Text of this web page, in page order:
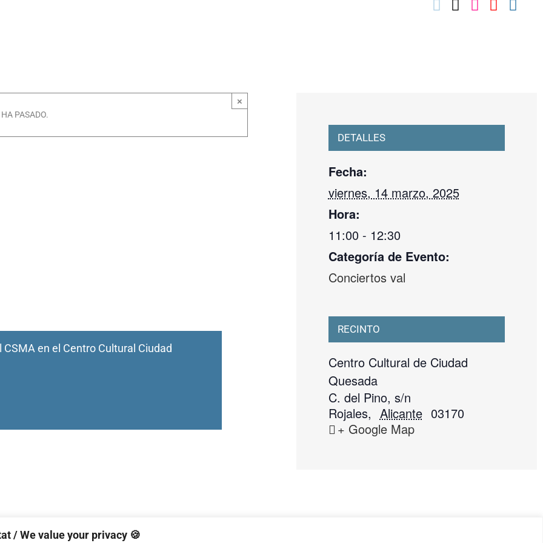
/ We value your privacy 🍪
03010739@iseacv.gva.es
×
PASADO.
en el Centro Cultural Ciudad
DETALLES
Fecha:
viernes, 14 marzo, 2025
Hora:
11:00 - 12:30
Categoría de Evento:
Conciertos val
RECINTO
Centro Cultural de Ciudad
Quesada
C. del Pino, s/n
Rojales, Alicante 03170
+ Google Map